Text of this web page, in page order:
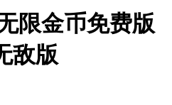
限金币免费版
敌版